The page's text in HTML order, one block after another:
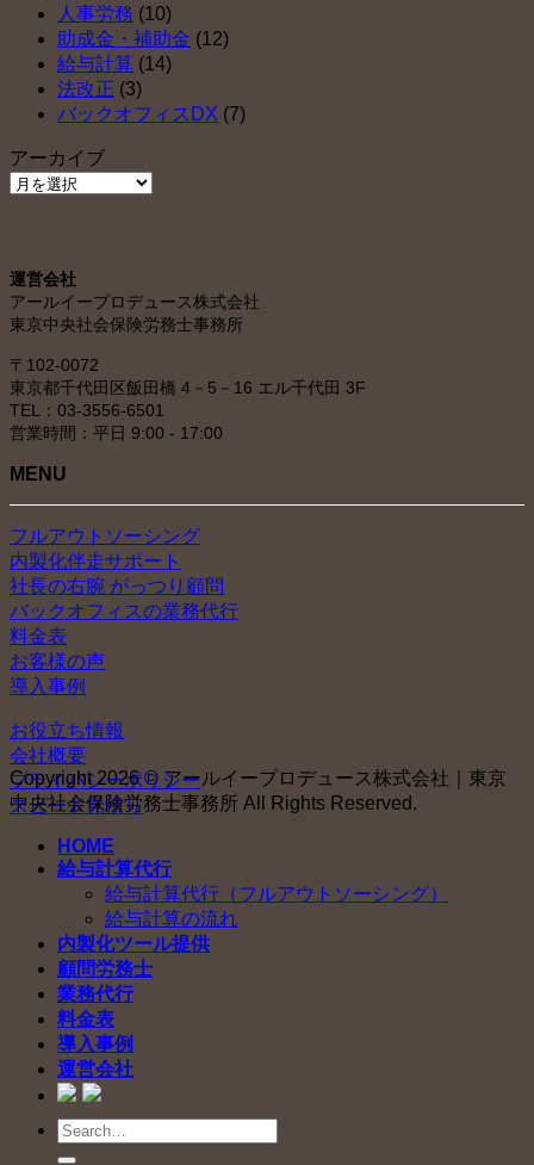
人事労務 (10)
助成金・補助金 (12)
給与計算 (14)
法改正 (3)
バックオフィスDX (7)
アーカイブ
ア
ブ
運営会社
アールイープロデュース株式会社
東京中央社会保険労務士事務所
〒102-0072
東京都千代田区飯田橋 4－5－16 エル千代田 3F
TEL：03-3556-6501
営業時間：平日 9:00 - 17:00
MENU
フルアウトソーシング
内製化伴走サポート
社長の右腕 がっつり顧問
バックオフィスの業務代行
料金表
お客様の声
導入事例
お役立ち情報
会社概要
プライバシーポリシー
スピード見積り
Copyright 2026 © アールイープロデュース株式会社｜東京
中央社会保険労務士事務所 All Rights Reserved.
HOME
給与計算代行
給与計算代行（フルアウトソーシング）
給与計算の流れ
内製化ツール提供
顧問労務士
業務代行
料金表
導入事例
運営会社